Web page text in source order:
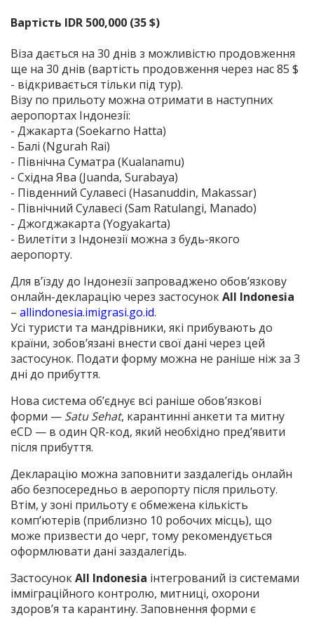
Вартість IDR 500,000 (35 $)
Віза дається на 30 днів з можливістю продовження
ще на 30 днів (вартість продовження через нас 85 $
- відкривається тільки під тур).
Візу по прильоту можна отримати в наступних
аеропортах Індонезії:
- Джакарта (Soekarno Hatta)
- Балі (Ngurah Rai)
- Північна Суматра (Kualanamu)
- Східна Ява (Juanda, Surabaya)
- Південний Сулавесі (Hasanuddin, Makassar)
- Північний Сулавесі (Sam Ratulangi, Manado)
- Джогджакарта (Yogyakarta)
- Вилетіти з Індонезії можна з будь-якого
аеропорту.
Для в’їзду до Індонезії запроваджено обов’язкову
онлайн-декларацію через застосунокAll Indonesia
– allindonesia.imigrasi.go.id.
Усі туристи та мандрівники, які прибувають до
країни, зобов’язані внести свої дані через цей
застосунок. Подати форму можна не раніше ніж за 3
дні до прибуття.
Нова система об’єднує всі раніше обов’язкові
форми — Satu Sehat, карантинні анкети та митну
eCD — в один QR-код, який необхідно пред’явити
після прибуття.
Декларацію можна заповнити заздалегідь онлайн
або безпосередньо в аеропорту після прильоту.
Втім, у зоні прильоту є обмежена кількість
комп’ютерів (приблизно 10 робочих місць), що
може призвести до черг, тому рекомендується
оформлювати дані заздалегідь.
ЗастосунокAll Indonesia інтегрований із системами
імміграційного контролю, митниці, охорони
здоров’я та карантину. Заповнення форми є